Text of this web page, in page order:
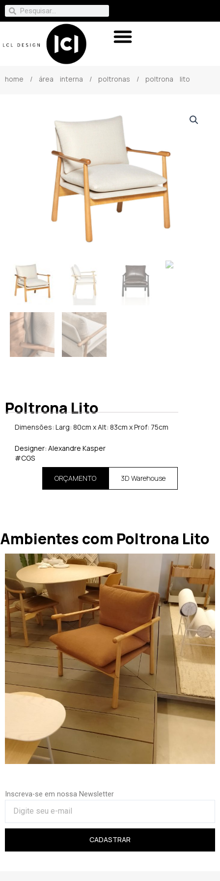
home / área interna / poltronas / poltrona lito
Poltrona Lito
Dimensões: Larg: 80cm x Alt: 83cm x Prof: 75cm
Designer: Alexandre Kasper
#CGS
ORÇAMENTO 3D Warehouse
Ambientes com Poltrona Lito
Inscreva-se em nossa Newsletter
CADASTRAR